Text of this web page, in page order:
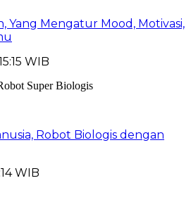
Yang Mengatur Mood, Motivasi,
WIB
Robot Biologis dengan
WIB